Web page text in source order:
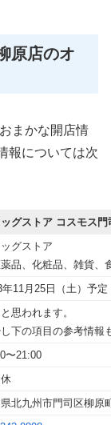
原店のオ
まかな開店情
報については次
ッグストア コスモス
ッグストア
薬品、化粧品、雑貨
年11月25日（土）予定
思われます。
し下の項目の参考情報
〜21:00
北九州市門司区柳原